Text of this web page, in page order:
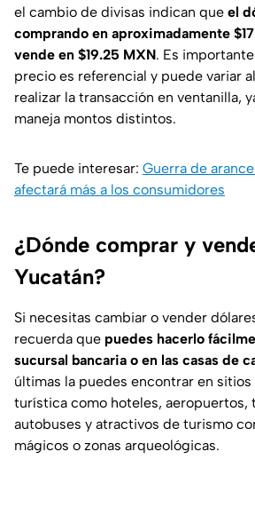
el cambio de divisas indican que el
comprando en aproximadamente
vende en $19.25 MXN. Es
precio es referencial y puede variar
realizar la transacción en ventanilla,
maneja montos distintos.
Te puede interesar: Guerra de
afectará más a los consumidores
¿Dónde comprar y
Yucatán?
Si necesitas cambiar o vender
recuerda que puedes hacerlo
sucursal bancaria o en las casas de
últimas la puedes encontrar en
turística como hoteles, aeropuertos,
autobuses y atractivos de turismo
mágicos o zonas arqueológicas.